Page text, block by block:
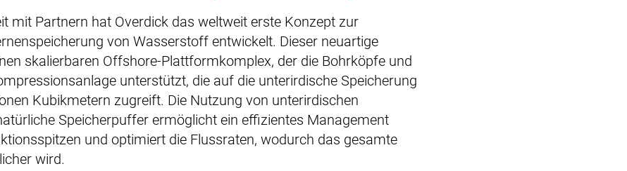
mit Partnern hat Overdick das weltweit erste Konzept zur
von Wasserstoff entwickelt. Dieser neuartige
skalierbaren Offshore-Plattformkomplex, der die Bohrköpfe und
unterstützt, die auf die unterirdische Speicherung
Kubikmetern zugreift. Die Nutzung von unterirdischen
Speicherpuffer ermöglicht ein effizientes Management
und optimiert die Flussraten, wodurch das gesamte
wird.